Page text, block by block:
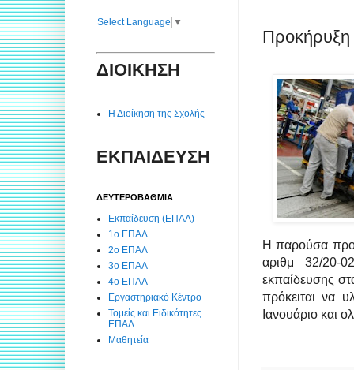
Προκήρυξη
Η παρούσα
αριθμ 32/20-
εκπαίδευσης
πρόκειται να
Ιανουάριο και
Select Language ▼
ΔΙΟΙΚΗΣΗ
Η Διοίκηση της Σχολής
ΕΚΠΑΙΔΕΥΣΗ
ΔΕΥΤΕΡΟΒΑΘΜΙΑ
Εκπαίδευση (ΕΠΑΛ)
1ο ΕΠΑΛ
2ο ΕΠΑΛ
3ο ΕΠΑΛ
4ο ΕΠΑΛ
Εργαστηριακό Κέντρο
Τομείς και Ειδικότητες
ΕΠΑΛ
Μαθητεία